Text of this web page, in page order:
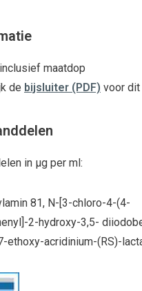
maatdop
de bijsluiter (PDF) voor dit
in μg per ml:
81, N-[3-chloro-4-(4-
2-hydroxy-3,5-
ethoxy-acridinium-(RS)-